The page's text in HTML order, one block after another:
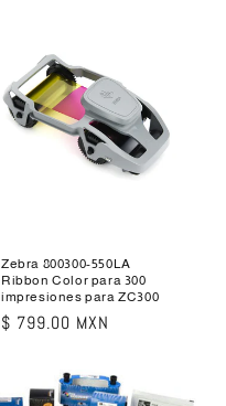
Zebra 800300-550LA
Ribbon Color para 300
impresiones para ZC300
Precio
$ 799.00 MXN